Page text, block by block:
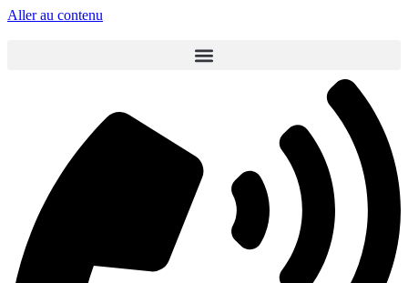
Aller au contenu